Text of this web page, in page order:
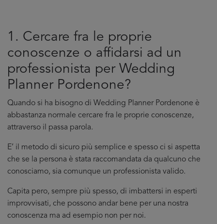
1. Cercare fra le proprie
conoscenze o affidarsi ad un
professionista per Wedding
Planner Pordenone?
Quando si ha bisogno di Wedding Planner Pordenone è
abbastanza normale cercare fra le proprie conoscenze,
attraverso il passa parola.
E’ il metodo di sicuro più semplice e spesso ci si aspetta
che se la persona è stata raccomandata da qualcuno che
conosciamo, sia comunque un professionista valido.
Capita pero, sempre più spesso, di imbattersi in esperti
improvvisati, che possono andar bene per una nostra
conoscenza ma ad esempio non per noi.